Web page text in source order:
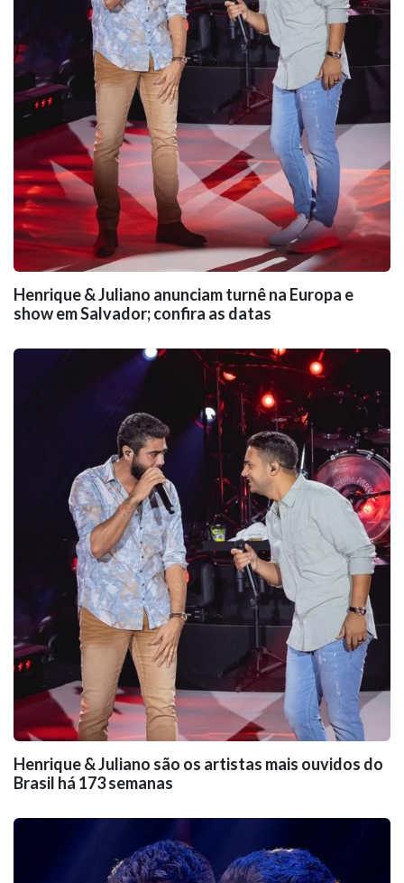
Henrique & Juliano anunciam turnê na Europa e
show em Salvador; confira as datas
Henrique & Juliano são os artistas mais ouvidos do
Brasil há 173 semanas